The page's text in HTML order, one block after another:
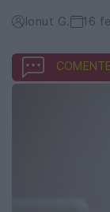
Zilei
Ionut G. 16